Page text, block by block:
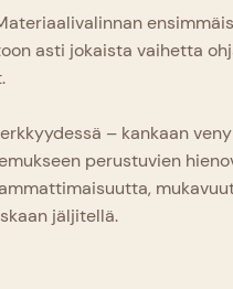
asti jokaista vaihetta
– kankaan
perustuvien
jäljitellä.